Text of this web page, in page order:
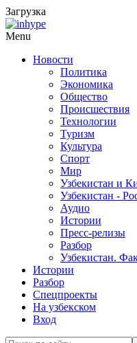
Загрузка
Menu
Новости
Политика
Экономика
Общество
Происшествия
Технологии
Туризм
Культура
Спорт
Мир
Узбекистан и
Узбекистан -
Аудио
Истории
Пресс-релизы
Разбор
Узбекистан.
Истории
Разбор
Спецпроекты
На узбекском
Вход